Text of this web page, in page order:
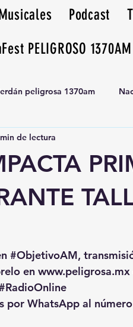
Podcast
PELIGROSO 1370AM
peligrosa 1370am
huamantla
de lectura
#ObjetivoAM,
en www.peligrosa.mx
por WhatsApp al